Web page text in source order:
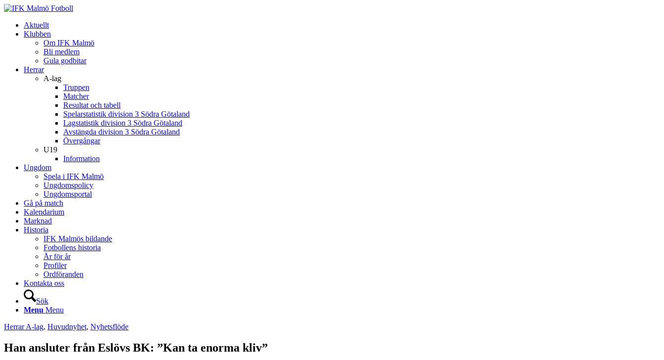
Aktuellt
Klubben
Om IFK Malmö
Bli medlem
Gula godbitar
Herrar
A-lag
Truppen
Matcher
Resultat och tabell
Spelarstatistik division 3 Södra Götaland
Lagstatistik division 3 Södra Götaland
Avstängda division 3 Södra Götaland
Övergångar
U19
Information
Ungdom
Spela i IFK Malmö
Ungdomspolicy
Ungdomsportal
Gå på match
Kalendarium
Marknad
Historia
IFK Malmös bildande
Fotbollens historia
År för år
Profiler
Ordföranden
Kontakta oss
Sök
Menu Menu
Herrar A-lag, Huvudnyhet, Nyhetsflöde
Han ansluter från Eslövs BK: ”Kan ta enorma kliv”